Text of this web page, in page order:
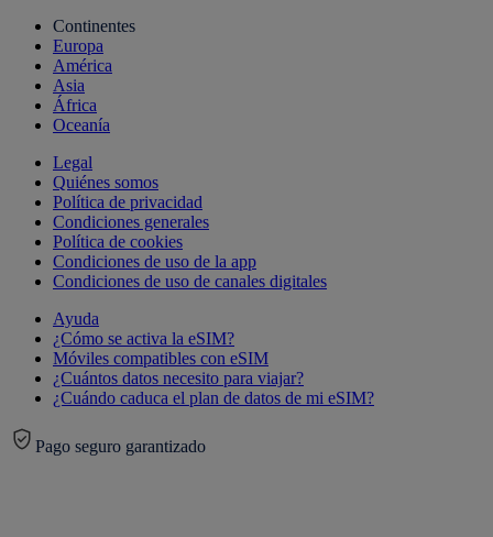
Continentes
Europa
América
Asia
África
Oceanía
Legal
Quiénes somos
Política de privacidad
Condiciones generales
Política de cookies
Condiciones de uso de la app
Condiciones de uso de canales digitales
Ayuda
¿Cómo se activa la eSIM?
Móviles compatibles con eSIM
¿Cuántos datos necesito para viajar?
¿Cuándo caduca el plan de datos de mi eSIM?
Pago seguro garantizado